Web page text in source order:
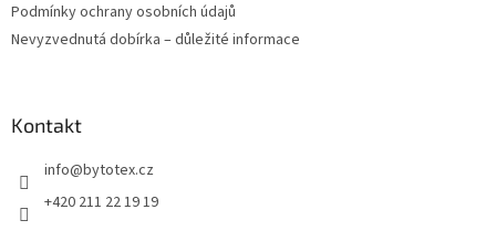
Podmínky ochrany osobních údajů
Nevyzvednutá dobírka – důležité informace
Kontakt
info@bytotex.cz
+420 211 22 19 19